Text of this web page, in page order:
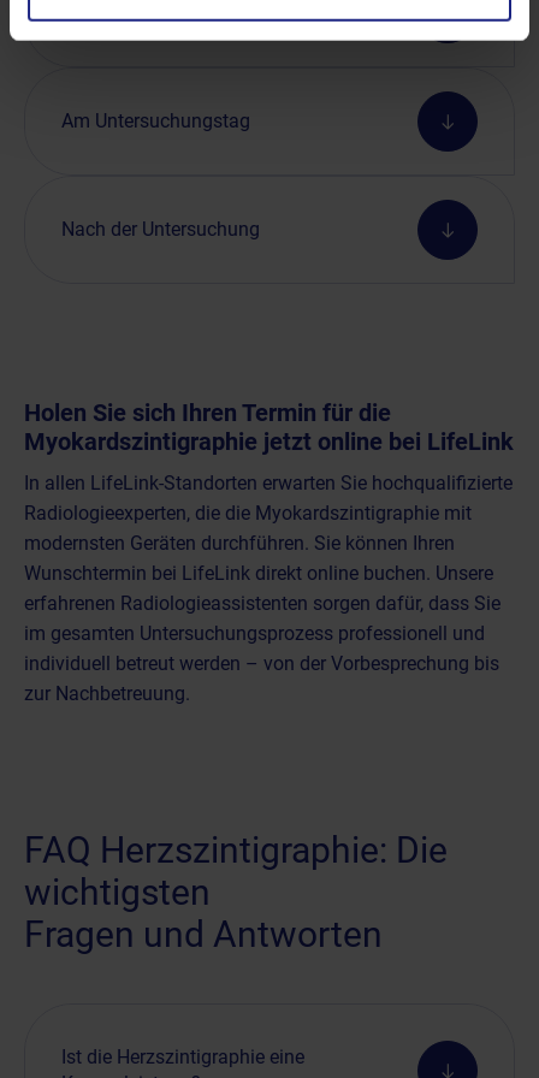
Vor der Untersuchung
Am Untersuchungstag
Nach der Untersuchung
Holen Sie sich Ihren Termin für die
Myokardszintigraphie jetzt online bei LifeLink
In allen LifeLink-Standorten erwarten Sie hochqualifizierte
Radiologieexperten, die die Myokardszintigraphie mit
modernsten Geräten durchführen. Sie können Ihren
Wunschtermin bei LifeLink direkt online buchen. Unsere
erfahrenen Radiologieassistenten sorgen dafür, dass Sie
im gesamten Untersuchungsprozess professionell und
individuell betreut werden – von der Vorbesprechung bis
zur Nachbetreuung.
FAQ Herzszintigraphie: Die
wichtigsten
Fragen und Antworten
Ist die Herzszintigraphie eine